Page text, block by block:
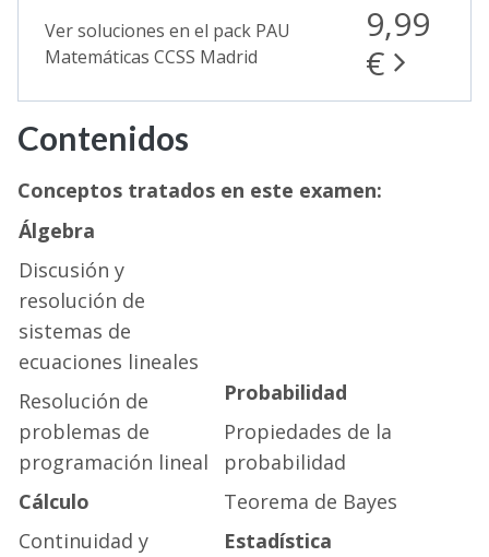
Ver soluciones en el pack PAU
Matemáticas CCSS Madrid
9,99
€
Contenidos
Conceptos tratados en este examen:
Álgebra
Discusión y
resolución de
sistemas de
ecuaciones lineales
Resolución de
problemas de
programación lineal
Cálculo
Continuidad y
Probabilidad
Propiedades de la
probabilidad
Teorema de Bayes
Estadística